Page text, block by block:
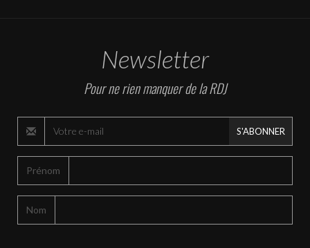
Newsletter
Pour ne rien manquer de la RDJ
S'ABONNER
Prénom
Nom